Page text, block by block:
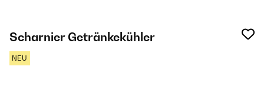
Scharnier Getränkekühler
NEU